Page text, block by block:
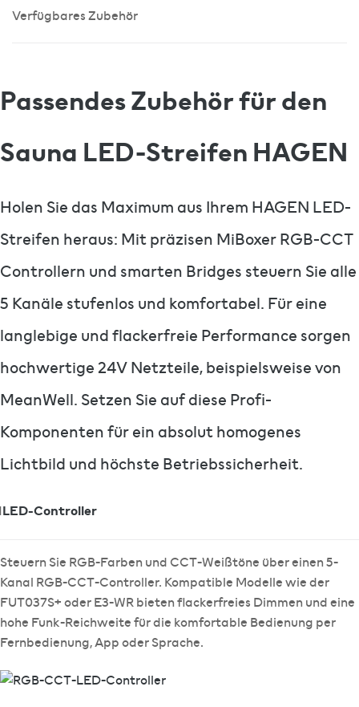
Verfügbares Zubehör
Passendes Zubehör für den
Sauna LED-Streifen HAGEN
Holen Sie das Maximum aus Ihrem HAGEN LED-
Streifen heraus: Mit präzisen MiBoxer RGB-CCT
Controllern und smarten Bridges steuern Sie alle
5 Kanäle stufenlos und komfortabel. Für eine
langlebige und flackerfreie Performance sorgen
hochwertige 24V Netzteile, beispielsweise von
MeanWell. Setzen Sie auf diese Profi-
Komponenten für ein absolut homogenes
Lichtbild und höchste Betriebssicherheit.
LED-Controller
Steuern Sie RGB-Farben und CCT-Weißtöne über einen 5-
Kanal RGB-CCT-Controller. Kompatible Modelle wie der
FUT037S+ oder E3-WR bieten flackerfreies Dimmen und eine
hohe Funk-Reichweite für die komfortable Bedienung per
Fernbedienung, App oder Sprache.